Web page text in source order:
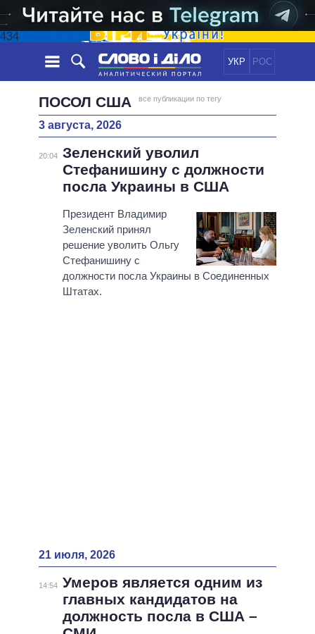
434
УКР РОС
НОВОСТИ
ЛЕНТА
СОБЫТИЯ
СТАТЬИ
МНЕНИЯ
ОБЗОРЫ
ДАЙДЖЕСТЫ
ЭКОНОМИКА
ОБЩЕСТВО
МИР
ПОЛИТИКИ
ВСЕ ПОЛИТИКИ
ПРЕЗИДЕНТ И ОФИС
ВЕРХОВНАЯ РАДА
КАБИНЕТ МИНИСТРОВ
ГЛАВЫ ОБЛАДМИНИСТРАЦИЙ
МЭРЫ
ИНФОГРАФИКА
ВИДЕО
ПОДДЕРЖАТЬ
СРАВНЕНИЕ ПОЛИТИКОВ
ПОСОЛ США все публикации по тегу
3 августа, 2026
20:04 Зеленский уволил
Стефанишину с должности
посла Украины в США
Президент Владимир
Зеленский принял
решение уволить Ольгу
Стефанишину с
должности посла Украины в Соединенных
Штатах.
21 июля, 2026
14:54 Умеров является одним из
главных кандидатов на
должность посла в США –